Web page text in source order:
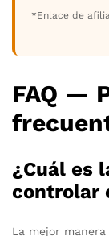
*Enlace de
FAQ —
¿Cuál es
controlar
La mejor